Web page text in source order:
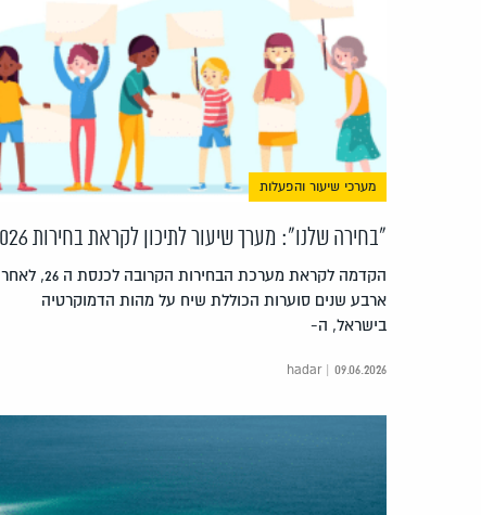
מערכי שיעור והפעלות
"בחירה שלנו": מערך שיעור לתיכון לקראת בחירות 2026
הקדמה לקראת מערכת הבחירות הקרובה לכנסת ה 26, לאחר
ארבע שנים סוערות הכוללת שיח על מהות הדמוקרטיה
בישראל, ה-
hadar | 09.06.2026